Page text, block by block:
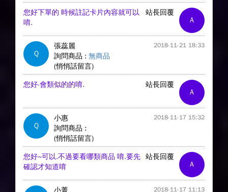
A
站長回覆
您好下單的 時候註記卡片內容就可以
唷.
Q
張蕊麗 2018-11-21 18:33
詢問商品 : 無商品
(悄悄話留言)
A
站長回覆
您好-會類似的的唷.
Q
小惠 2018-11-17 15:32
詢問商品 :
(悄悄話留言)
A
站長回覆
您好~可以.不過要看哪類商品 唷.要先
確認才知道唷
小菁 2018-11-17 11:13